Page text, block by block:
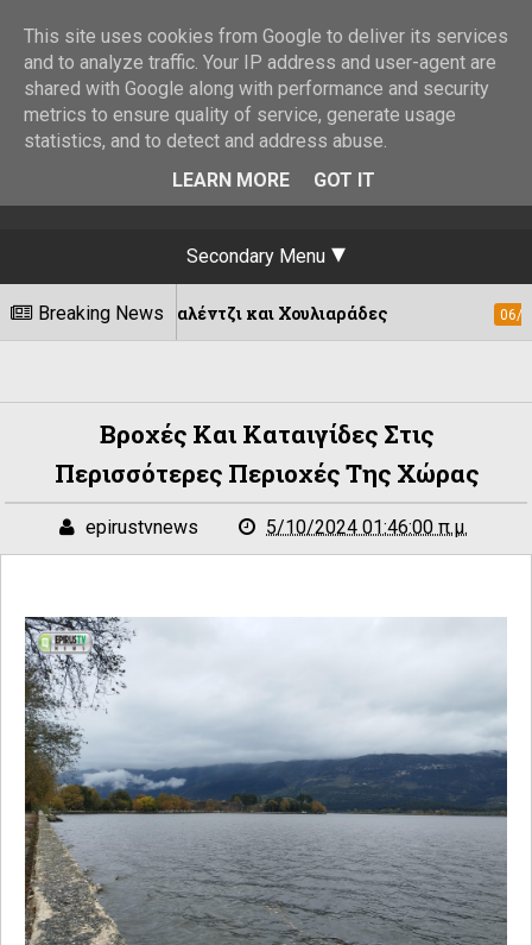
Secondary Menu
Breaking News
Καλέντζι και Χουλιαράδες 06/08/2026
Βροχές Και Καταιγίδες Στις
Περισσότερες Περιοχές Της Χώρας
epirustvnews 5/10/2024 01:46:00 π.μ.
This site uses cookies from Google to deliver its services
and to analyze traffic. Your IP address and user-agent are
shared with Google along with performance and security
metrics to ensure quality of service, generate usage
statistics, and to detect and address abuse.
LEARN MORE
GOT IT